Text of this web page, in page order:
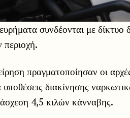
συνδέονται με
περιοχή.
πραγματοποίησαν οι
διακίνησης
4,5 κιλών κάνναβης.